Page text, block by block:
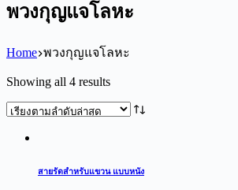
พวงกุญแจโลหะ
Home พวงกุญแจโลหะ
Showing all 4 resultsSorted
latest
สายรัดสำหรับแขวน แบบหนัง